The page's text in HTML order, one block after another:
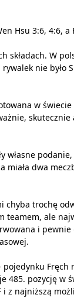
Hsu 3:6, 4:6, a
składach. W
nie było
w
miała dwa
chyba trochę
teamem, ale
i
pojedynku
485. pozycję w
z najniższą